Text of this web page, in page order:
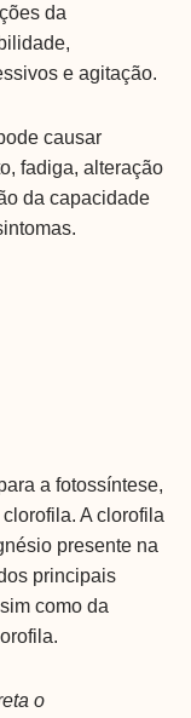
da
e agitação.
causar
fadiga, alteração
da capacidade
a fotossíntese,
A clorofila
presente na
principais
como da
o